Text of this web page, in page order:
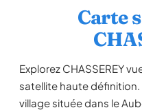
Carte
Explorez CHASSEREY
satellite haute définition.
village située dans le